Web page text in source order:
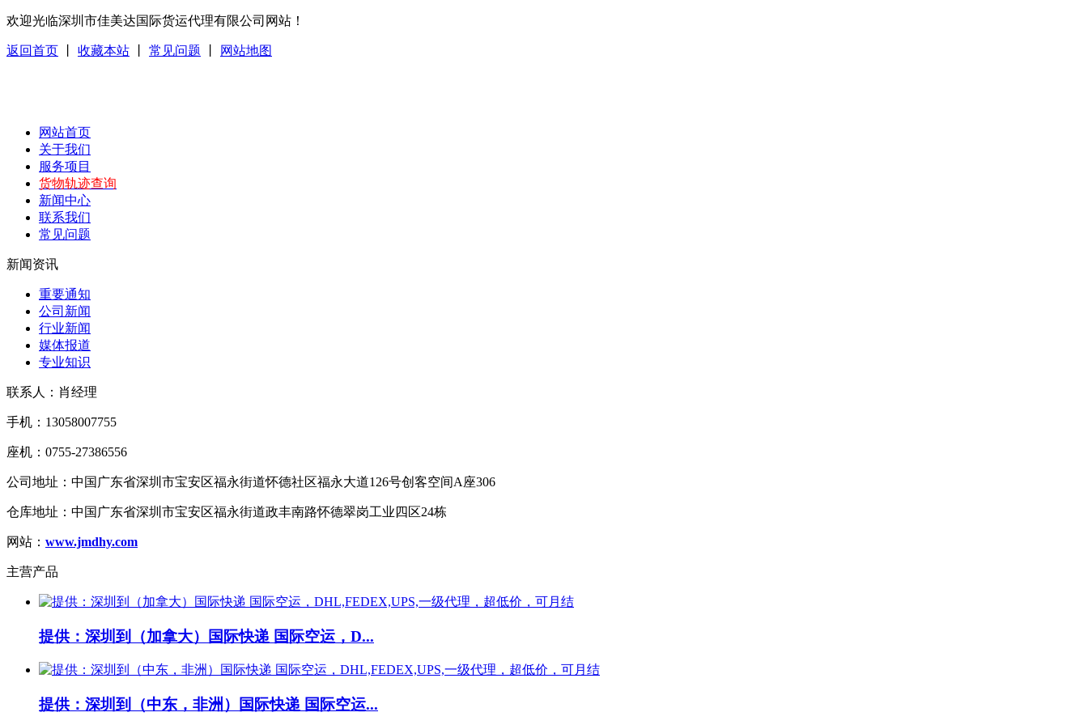
欢迎光临深圳市佳美达国际货运代理有限公司网站！
返回首页 收藏本站 常见问题 网站地图
网站首页
关于我们
服务项目
货物轨迹查询
新闻中心
联系我们
常见问题
新闻资讯
重要通知
公司新闻
行业新闻
媒体报道
专业知识
联系人：肖经理
手机：13058007755
座机：0755-27386556
公司地址：中国广东省深圳市宝安区福永街道怀德社区福永大道126号创客空间A座306
仓库地址：中国广东省深圳市宝安区福永街道政丰南路怀德翠岗工业四区24栋
网站： www.jmdhy.com
主营产品
提供：深圳到（加拿大）国际快递 国际空运，D...
提供：深圳到（中东，非洲）国际快递 国际空运...